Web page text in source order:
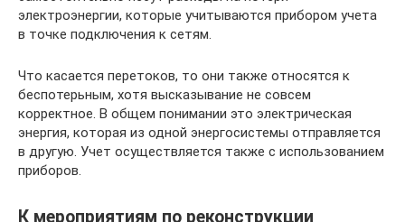
электроэнергии, которые учитываются прибором учета
в точке подключения к сетям.
Что касается перетоков, то они также относятся к
беспотерьным, хотя высказывание не совсем
корректное. В общем понимании это электрическая
энергия, которая из одной энергосистемы отправляется
в другую. Учет осуществляется также с использованием
приборов.
К мероприятиям по реконструкции